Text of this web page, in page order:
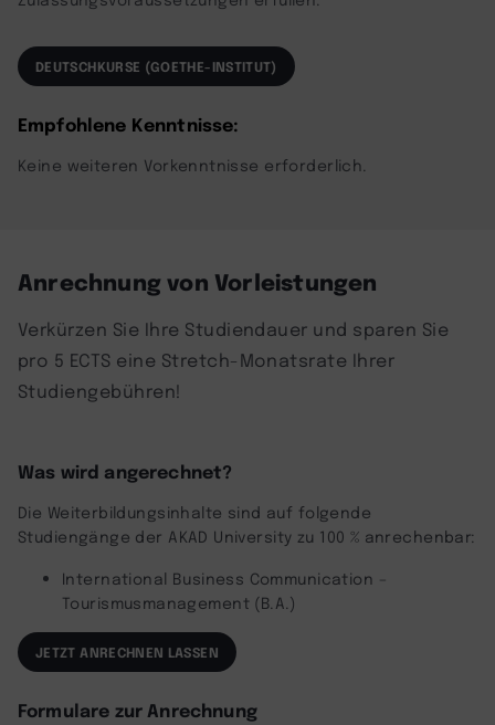
DEUTSCHKURSE (GOETHE-INSTITUT)
Empfohlene Kenntnisse:
Keine weiteren Vorkenntnisse erforderlich.
Anrechnung von Vorleistungen
Verkürzen Sie Ihre Studiendauer und sparen Sie
pro 5 ECTS eine Stretch-Monatsrate Ihrer
Studiengebühren!
Was wird angerechnet?
Die Weiterbildungsinhalte sind auf folgende
Studiengänge der AKAD University zu 100 % anrechenbar:
International Business Communication –
Tourismusmanagement (B.A.)
JETZT ANRECHNEN LASSEN
Formulare zur Anrechnung